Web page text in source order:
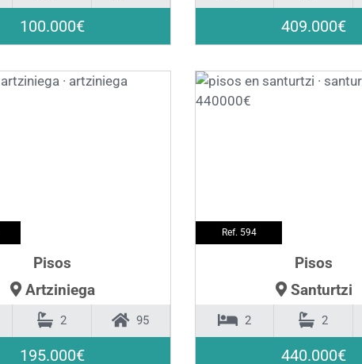
100.000€ 409.000€
Pisos
Artziniega
2 95
195.000€
Ref. 594
Pisos
Santurtzi
2 2
440.000€